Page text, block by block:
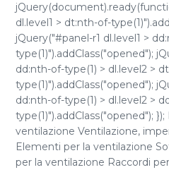
dl.level1 > dt:nth-of-
jQuery("#panel-r1 dl.level1 >
type(1)").addClass("opened");
dd:nth-of-type(1) > dl.level2 >
type(1)").addClass("opened");
dd:nth-of-type(1) > dl.level2 >
type(1)").addClass("opened");
ventilazione Ventilazione,
Elementi per la ventilazione
per la ventilazione Raccordi